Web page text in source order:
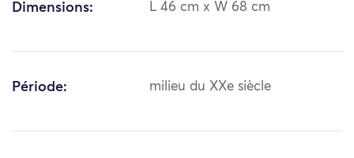
Dimensions: L 46 cm x W 68 cm
Période: milieu du XXe siècle